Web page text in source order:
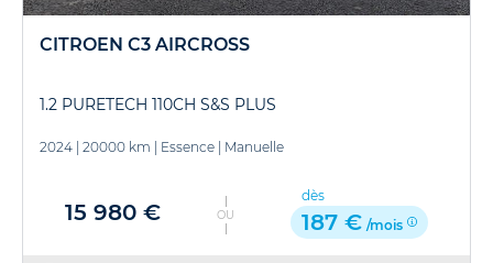
CITROEN C3 AIRCROSS
1.2 PURETECH 110CH S&S PLUS
2024 20000 km Essence Manuelle
15 980 € OU
dès
187 € /mois